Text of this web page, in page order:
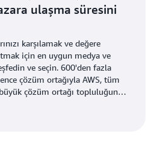
ulaşma süresini
karşılamak ve değere
için en uygun medya ve
ve seçin. 600'den fazla
çözüm ortağıyla AWS, tüm
çözüm ortağı topluluğuna